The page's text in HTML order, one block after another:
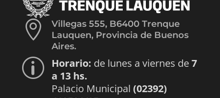

Villegas 555, B6400 Trenque
Lauquen, Provincia de Buenos
Aires.
p Horario: de lunes a viernes de7
a 13 hs.
Palacio Municipal (02392)